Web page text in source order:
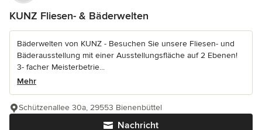
KUNZ Fliesen- & Bäderwelten
Bäderwelten von KUNZ - Besuchen Sie unsere Fliesen- und
Bäderausstellung mit einer Ausstellungsfläche auf 2 Ebenen!
3- facher Meisterbetrie...
Mehr
Nachricht
Schützenallee 30a, 29553 Bienenbüttel